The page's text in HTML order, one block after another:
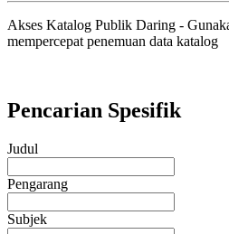
Akses Katalog Publik Daring -
mempercepat penemuan data katalog
Pencarian Spesifik
Judul
Pengarang
Subjek